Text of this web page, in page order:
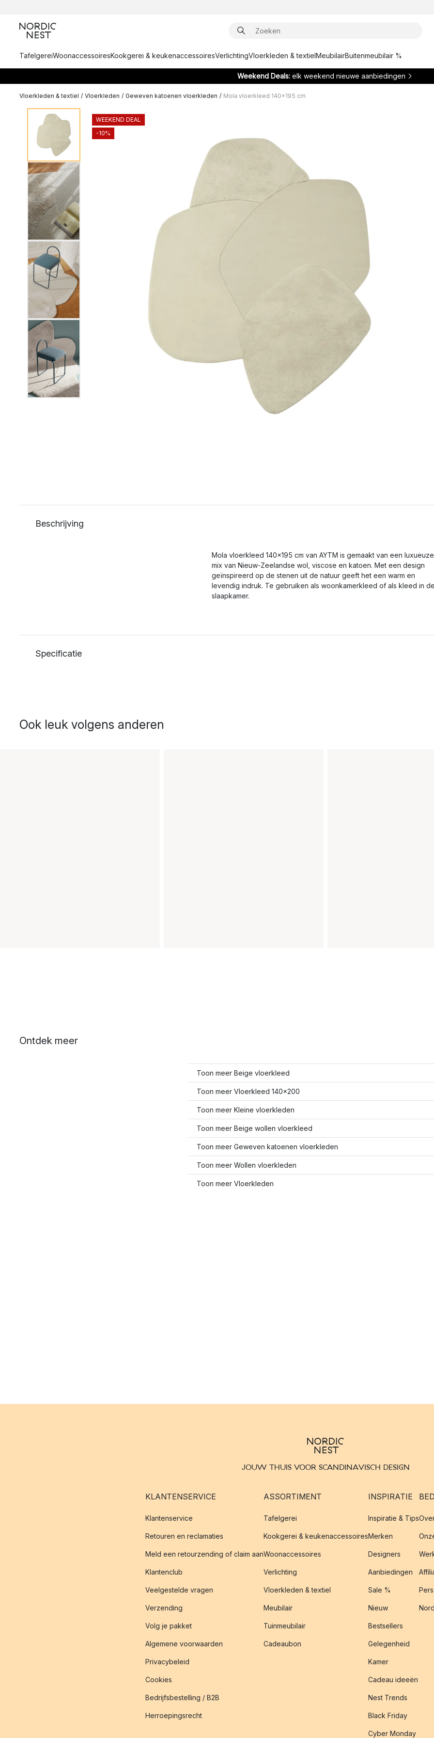
TafelgereiWoonaccessoiresKookgerei & keukenaccessoiresVerlichtingVloerkleden & textielMeubilairBuitenmeubilair %
Weekend Deals: elk weekend nieuwe aanbiedingen
Vloerkleden & textiel / Vloerkleden / Geweven katoenen vloerkleden / Mola vloerkleed 140x195 cm
WEEKEND DEAL
-10%
Beschrijving
Mola vloerkleed 140x195 cm van AYTM is gemaakt van een luxueuze
mix van Nieuw-Zeelandse wol, viscose en katoen. Met een design
geïnspireerd op de stenen uit de natuur geeft het een warm en
levendig indruk. Te gebruiken als woonkamerkleed of als kleed in
slaapkamer.
Specificatie
Ook leuk volgens anderen
Ontdek meer
Toon meer Beige vloerkleed
Toon meer Vloerkleed 140x200
Toon meer Kleine vloerkleden
Toon meer Beige wollen vloerkleed
Toon meer Geweven katoenen vloerkleden
Toon meer Wollen vloerkleden
Toon meer Vloerkleden
JOUW THUIS VOOR SCANDINAVISCH DESIGN
KLANTENSERVICE
Klantenservice
Retouren en reclamaties
Meld een retourzending of claim aan
Klantenclub
Veelgestelde vragen
Verzending
Volg je pakket
Algemene voorwaarden
Privacybeleid
Cookies
Bedrijfsbestelling / B2B
Herroepingsrecht
ASSORTIMENT
Tafelgerei
Kookgerei & keukenaccessoires
Woonaccessoires
Verlichting
Vloerkleden & textiel
Meubilair
Tuinmeubilair
Cadeaubon
INSPIRATIE
Inspiratie & Tips
Merken
Designers
Aanbiedingen
Sale %
Nieuw
Bestsellers
Gelegenheid
Kamer
Cadeau ideeën
Nest Trends
Black Friday
Cyber Monday
Pers